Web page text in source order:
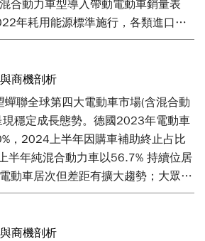
合動力車型導入帶動電動車銷量表
年耗用能源標準施行，各類進口與
可促進國內供應鏈升級及轉型，並可
際售後市場（Aftermarket, AM）之既
拓展電動車輛零組件國際商機。
商機剖析
聯全球第四大電動車市場(含混合動
現穩定成長態勢。德國2023年電動車
，2024上半年因購車補助終止占比
半年純混合動力車以56.7% 持續位居
動車居次但差距有擴大趨勢；大眾及
持續位居市占前兩位，Top5品牌截至
德國現設定2050年後禁止所有純燃
底終止電動車購車補助，2024年改
商機剖析